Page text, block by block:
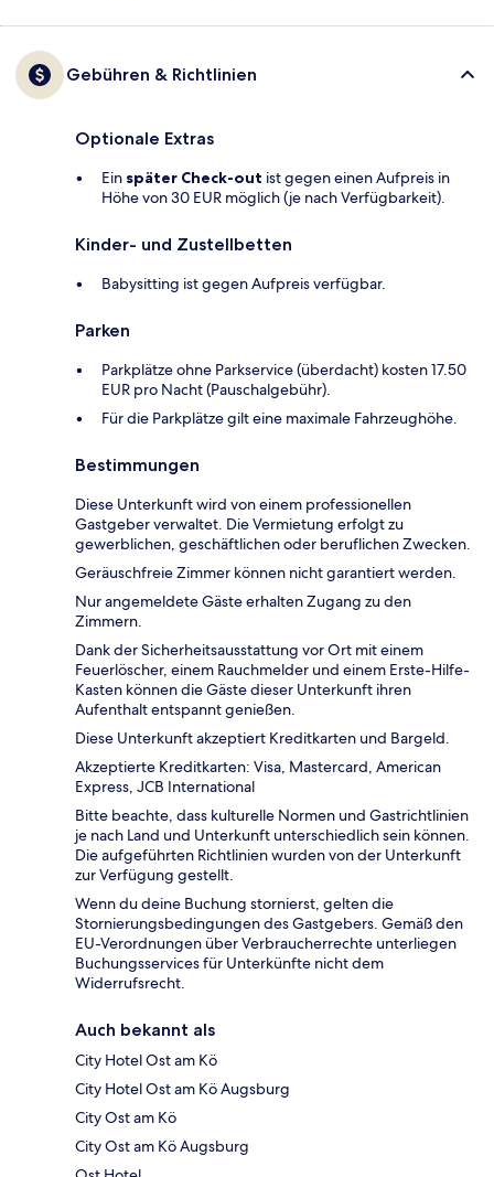
Gebühren & Richtlinien
Optionale Extras
Ein später Check-out ist gegen einen Aufpreis in
Höhe von 30 EUR möglich (je nach Verfügbarkeit).
Kinder- und Zustellbetten
Babysitting ist gegen Aufpreis verfügbar.
Parken
Parkplätze ohne Parkservice (überdacht) kosten 17.50
EUR pro Nacht (Pauschalgebühr).
Für die Parkplätze gilt eine maximale Fahrzeughöhe.
Bestimmungen
Diese Unterkunft wird von einem professionellen
Gastgeber verwaltet. Die Vermietung erfolgt zu
gewerblichen, geschäftlichen oder beruflichen Zwecken.
Geräuschfreie Zimmer können nicht garantiert werden.
Nur angemeldete Gäste erhalten Zugang zu den
Zimmern.
Dank der Sicherheitsausstattung vor Ort mit einem
Feuerlöscher, einem Rauchmelder und einem Erste-Hilfe-
Kasten können die Gäste dieser Unterkunft ihren
Aufenthalt entspannt genießen.
Diese Unterkunft akzeptiert Kreditkarten und Bargeld.
Akzeptierte Kreditkarten: Visa, Mastercard, American
Express, JCB International
Bitte beachte, dass kulturelle Normen und Gastrichtlinien
je nach Land und Unterkunft unterschiedlich sein können.
Die aufgeführten Richtlinien wurden von der Unterkunft
zur Verfügung gestellt.
Wenn du deine Buchung stornierst, gelten die
Stornierungsbedingungen des Gastgebers. Gemäß den
EU-Verordnungen über Verbraucherrechte unterliegen
Buchungsservices für Unterkünfte nicht dem
Widerrufsrecht.
Auch bekannt als
City Hotel Ost am Kö
City Hotel Ost am Kö Augsburg
City Ost am Kö
City Ost am Kö Augsburg